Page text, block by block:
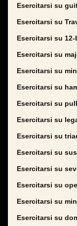
Esercitarsi su
Esercitarsi su
Esercitarsi su
Esercitarsi su
Esercitarsi su
Esercitarsi su
Esercitarsi su
Esercitarsi su
Esercitarsi su
Esercitarsi su
Esercitarsi su
Esercitarsi su
Esercitarsi su
Esercitarsi su